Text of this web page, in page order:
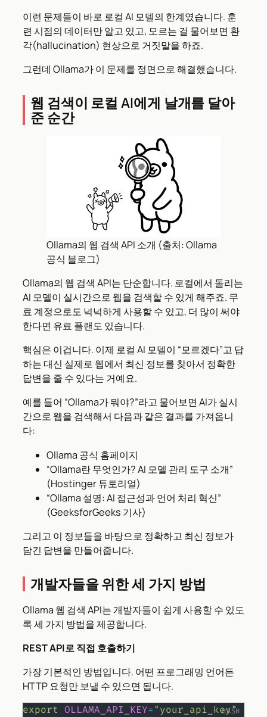
이런 문제들이 바로 로컬 AI 모델의 한계였습니다. 훈
련 시점의 데이터만 알고 있고, 모르는 걸 물어보면 환
각(hallucination) 현상으로 거짓말을 하죠.
그런데 Ollama가 이 문제를 정면으로 해결했습니다.
웹 검색이 로컬 AI에게 날개를 달아
준 순간
Ollama의 웹 검색 API 소개 (출처: Ollama
공식 블로그)
Ollama의 웹 검색 API는 단순합니다. 로컬에서 돌리는
AI 모델이 실시간으로 웹을 검색할 수 있게 해주죠. 무
료 계정으로도 넉넉하게 사용할 수 있고, 더 많이 써야
한다면 유료 플랜도 있습니다.
핵심은 이겁니다. 이제 로컬 AI 모델이 “모르겠다”고 답
하는 대신 실제로 웹에서 최신 정보를 찾아서 정확한
답변을 줄 수 있다는 거예요.
예를 들어 “Ollama가 뭐야?”라고 물어보면 AI가 실시
간으로 웹을 검색해서 다음과 같은 결과를 가져옵니
다:
Ollama 공식 홈페이지
“Ollama란 무엇인가? AI 모델 관리 도구 소개”
(Hostinger 튜토리얼)
“Ollama 설명: AI 접근성과 언어 처리 혁신”
(GeeksforGeeks 기사)
그리고 이 정보들을 바탕으로 정확하고 최신 정보가
담긴 답변을 만들어줍니다.
개발자들을 위한 세 가지 방법
Ollama 웹 검색 API는 개발자들이 쉽게 사용할 수 있도
록 세 가지 방법을 제공합니다.
REST API로 직접 호출하기
가장 기본적인 방법입니다. 어떤 프로그래밍 언어든
HTTP 요청만 보낼 수 있으면 됩니다.
export OLLAMA_API_KEY="your_api_key"